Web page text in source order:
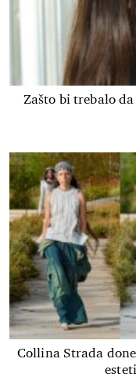
Zašto bi trebalo
Collina Strada